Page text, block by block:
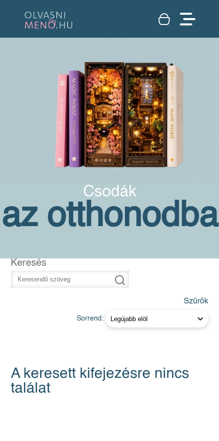
Csodák
az otthonodba
Keresés
Szűrők
Sorrend:
A keresett kifejezésre nincs
találat